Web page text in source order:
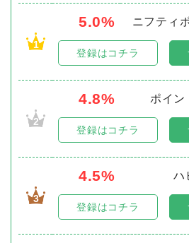
1
5.0%
ニフティ
登録はコチラ
2
4.8%
ポイン
登録はコチラ
3
4.5%
ハ
登録はコチラ